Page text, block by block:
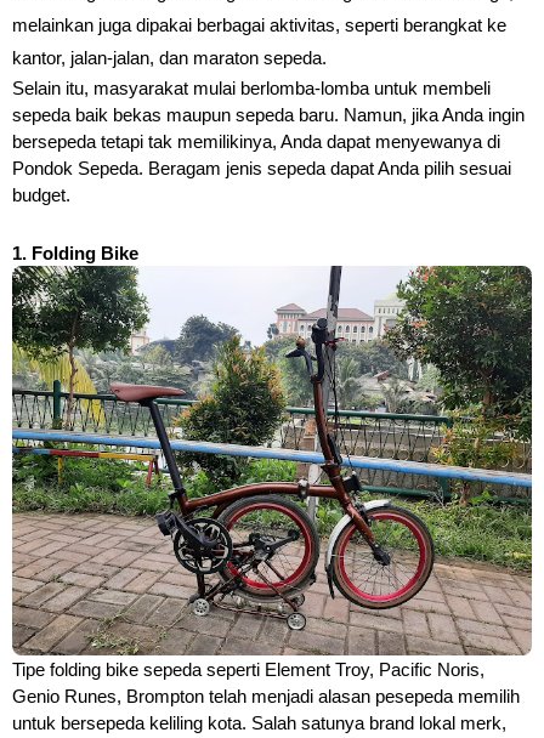
melainkan juga dipakai berbagai aktivitas, seperti berangkat ke
kantor, jalan-jalan, dan maraton sepeda.
Selain itu, masyarakat mulai berlomba-lomba untuk membeli
sepeda baik bekas maupun sepeda baru. Namun, jika Anda ingin
bersepeda tetapi tak memilikinya, Anda dapat menyewanya di
Pondok Sepeda. Beragam jenis sepeda dapat Anda pilih sesuai
budget.
1. Folding Bike
Tipe folding bike sepeda seperti Element Troy, Pacific Noris,
Genio Runes, Brompton telah menjadi alasan pesepeda memilih
untuk bersepeda keliling kota. Salah satunya brand lokal merk,